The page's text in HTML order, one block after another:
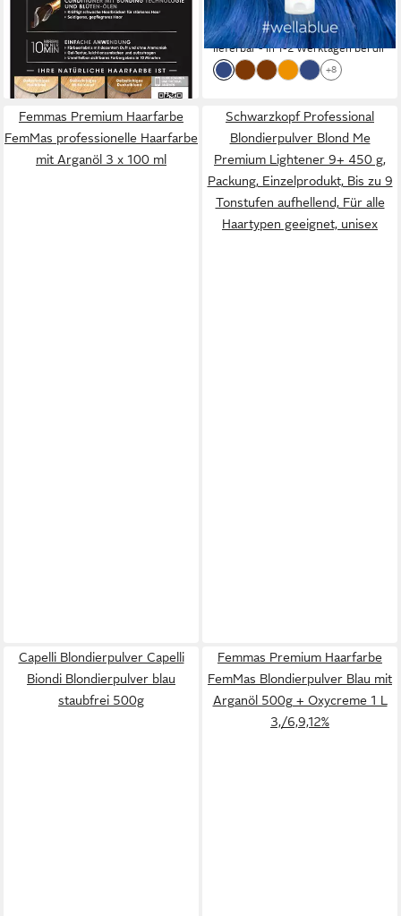
lieferbar - in 1-2 Werktagen bei dir (119,93 €/ 1 l)
-22%
lieferbar - in 1-2 Werktagen bei dir
+8
Femmas Premium Haarfarbe
FemMas professionelle Haarfarbe
mit Arganöl 3 x 100 ml
Schwarzkopf Professional
Blondierpulver Blond Me
Premium Lightener 9+ 450 g,
Packung, Einzelprodukt, Bis zu 9
Tonstufen aufhellend, Für alle
Haartypen geeignet, unisex
Capelli Blondierpulver Capelli
Biondi Blondierpulver blau
staubfrei 500g
Femmas Premium Haarfarbe
FemMas Blondierpulver Blau mit
Arganöl 500g + Oxycreme 1 L
3,/6,9,12%